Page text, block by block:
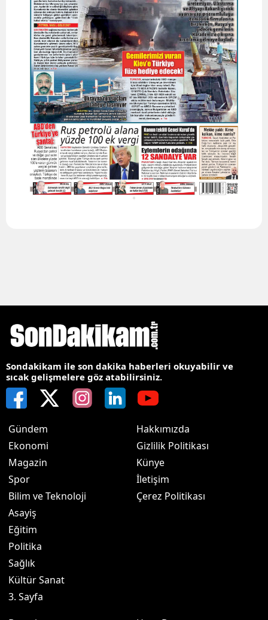
Sondakikam ile son dakika haberleri okuyabilir ve
sıcak gelişmelere göz atabilirsiniz.
Gündem
Ekonomi
Magazin
Spor
Bilim ve Teknoloji
Asayiş
Eğitim
Politika
Sağlık
Kültür Sanat
3. Sayfa
Hakkımızda
Gizlilik Politikası
Künye
İletişim
Çerez Politikası